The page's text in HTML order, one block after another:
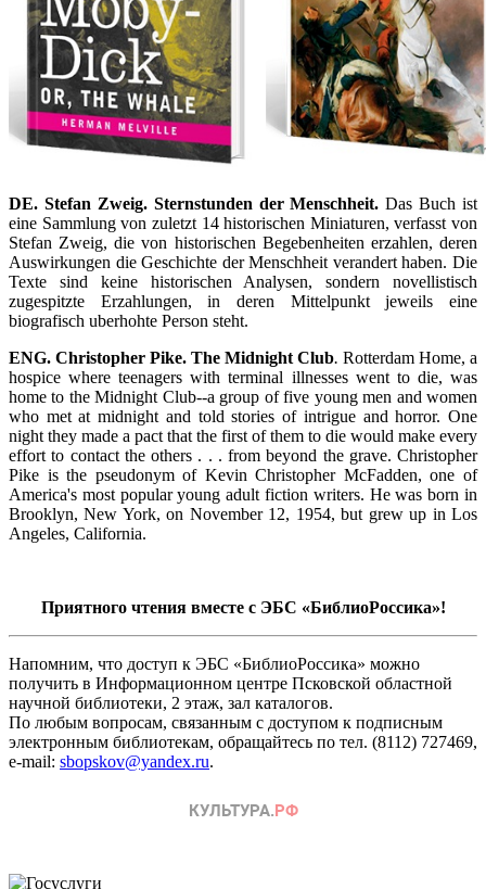
DE. Stefan Zweig. Sternstunden der Menschheit. Das Buch ist
eine Sammlung von zuletzt 14 historischen Miniaturen, verfasst von
Stefan Zweig, die von historischen Begebenheiten erzahlen, deren
Auswirkungen die Geschichte der Menschheit verandert haben. Die
Texte sind keine historischen Analysen, sondern novellistisch
zugespitzte Erzahlungen, in deren Mittelpunkt jeweils eine
biografisch uberhohte Person steht.
ENG. Christopher Pike. The Midnight Club. Rotterdam Home, a
hospice where teenagers with terminal illnesses went to die, was
home to the Midnight Club--a group of five young men and women
who met at midnight and told stories of intrigue and horror. One
night they made a pact that the first of them to die would make every
effort to contact the others . . . from beyond the grave. Christopher
Pike is the pseudonym of Kevin Christopher McFadden, one of
America's most popular young adult fiction writers. He was born in
Brooklyn, New York, on November 12, 1954, but grew up in Los
Angeles, California.
Приятного чтения вместе с ЭБС «БиблиоРоссика»!
Напомним, что доступ к ЭБС «БиблиоРоссика» можно
получить в Информационном центре Псковской областной
научной библиотеки, 2 этаж, зал каталогов.
По любым вопросам, связанным с доступом к подписным
электронным библиотекам, обращайтесь по тел. (8112) 727469,
e-mail: sbopskov@yandex.ru.